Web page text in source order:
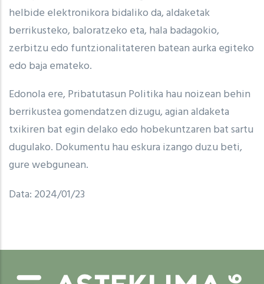
helbide elektronikora bidaliko da, aldaketak
berrikusteko, baloratzeko eta, hala badagokio,
zerbitzu edo funtzionalitateren batean aurka egiteko
edo baja emateko.
Edonola ere, Pribatutasun Politika hau noizean behin
berrikustea gomendatzen dizugu, agian aldaketa
txikiren bat egin delako edo hobekuntzaren bat sartu
dugulako. Dokumentu hau eskura izango duzu beti,
gure webgunean.
Data: 2024/01/23